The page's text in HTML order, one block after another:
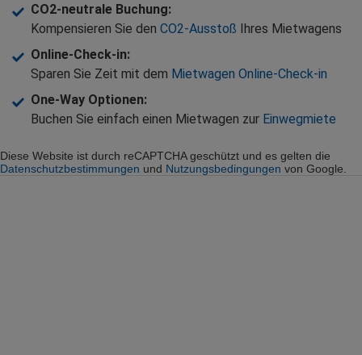
CO2-neutrale Buchung:
Kompensieren Sie den CO2-Ausstoß Ihres Mietwagens
Online-Check-in:
Sparen Sie Zeit mit dem Mietwagen Online-Check-in
One-Way Optionen:
Buchen Sie einfach einen Mietwagen zur Einwegmiete
Diese Website ist durch reCAPTCHA geschützt und es gelten die
Datenschutzbestimmungen und Nutzungsbedingungen von Google.